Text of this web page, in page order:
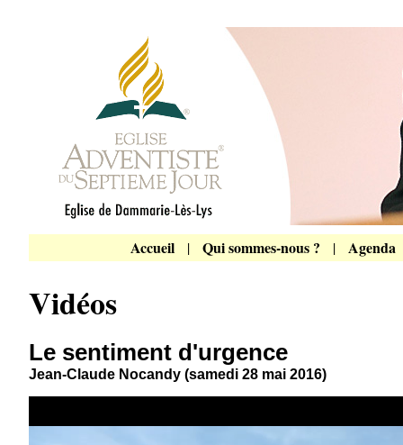
Accueil| Qui sommes-nous ? | Agenda
Vidéos
Le sentiment d'urgence
Jean-Claude Nocandy (samedi 28 mai 2016)